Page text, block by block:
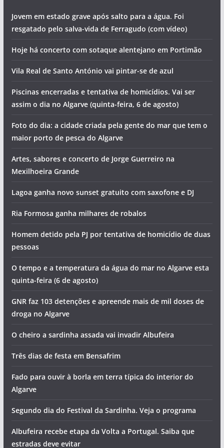
Jovem em estado grave após salto para a água. Foi
resgatado pelo salva-vida de Ferragudo (com vídeo)
Hoje há concerto com sotaque alentejano em Portimão
Vila Real de Santo António vai pintar-se de azul
Piscinas encerradas e tentativa de homicídios. Vai ser
assim o dia no Algarve (quinta-feira, 6 de agosto)
Foto do dia: a cidade criada pela gente do mar que tem o
maior porto de pesca do Algarve
Artes, sabores e concerto de Jorge Guerreiro na
Mexilhoeira Grande
Lagoa ganha novo sunset gratuito com saxofone e DJ
Ria Formosa ganha milhares de robalos
Homem detido pela PJ por tentativa de homicídio de duas
pessoas
O tempo e a temperatura da água do mar no Algarve esta
quinta-feira (6 de agosto)
GNR faz 103 detenções e apreende mais de mil doses de
droga no Algarve
O cheiro a sardinha assada vai invadir Albufeira
Três dias de festa em Bensafrim
Fado para ouvir à borla em terra típica do interior do
Algarve
Segundo dia do Festival da Sardinha. Veja o programa
Albufeira recebe etapa da Volta a Portugal. Saiba que
estradas deve evitar